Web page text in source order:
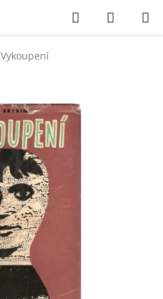
Hledat
KOŠÍK
Vykoupení